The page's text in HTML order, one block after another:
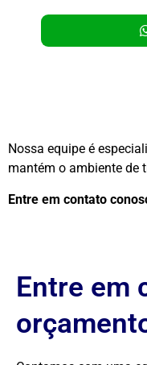
Nossa equipe é
mantém o ambiente de
Entre em contato
Entre em